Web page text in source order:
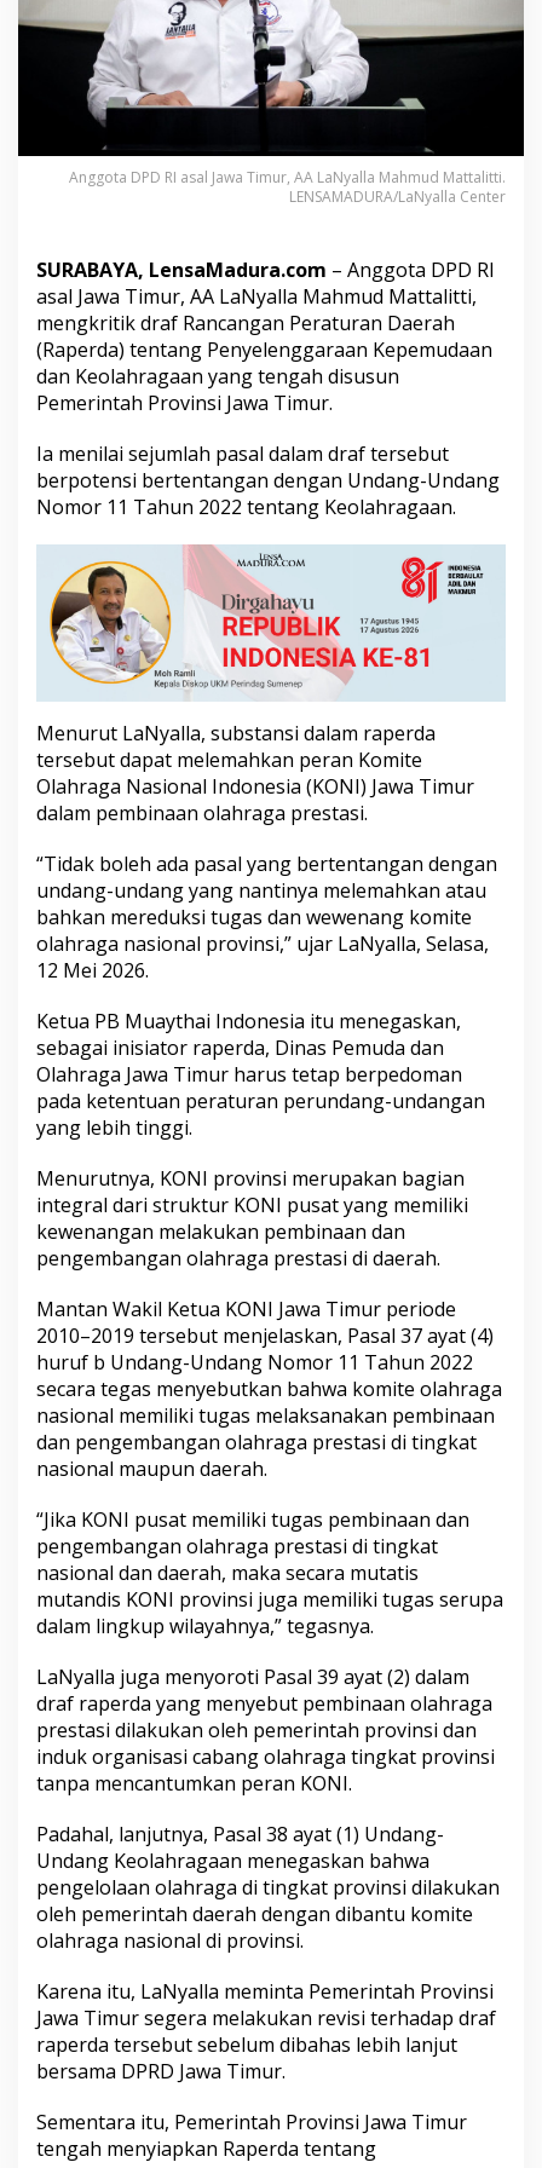
r
K
a
h
a
a
n
J
a
i
,
N
i
l
e
K
O
N
I
B
e
r
o
e
n
s
k
e
b
i
Anggota DPD RI asal Jawa Timur, AA LaNyalla Mahmud Mattalitti.
LENSAMADURA/LaNyalla Center
SURABAYA, LensaMadura.com – Anggota DPD RI
asal Jawa Timur, AA LaNyalla Mahmud Mattalitti,
mengkritik draf Rancangan Peraturan Daerah
(Raperda) tentang Penyelenggaraan Kepemudaan
dan Keolahragaan yang tengah disusun
Pemerintah Provinsi Jawa Timur.
Ia menilai sejumlah pasal dalam draf tersebut
berpotensi bertentangan dengan Undang-Undang
Nomor 11 Tahun 2022 tentang Keolahragaan.
Menurut LaNyalla, substansi dalam raperda
tersebut dapat melemahkan peran Komite
Olahraga Nasional Indonesia (KONI) Jawa Timur
dalam pembinaan olahraga prestasi.
“Tidak boleh ada pasal yang bertentangan dengan
undang-undang yang nantinya melemahkan atau
bahkan mereduksi tugas dan wewenang komite
olahraga nasional provinsi,” ujar LaNyalla, Selasa,
12 Mei 2026.
Ketua PB Muaythai Indonesia itu menegaskan,
sebagai inisiator raperda, Dinas Pemuda dan
Olahraga Jawa Timur harus tetap berpedoman
pada ketentuan peraturan perundang-undangan
yang lebih tinggi.
Menurutnya, KONI provinsi merupakan bagian
integral dari struktur KONI pusat yang memiliki
kewenangan melakukan pembinaan dan
pengembangan olahraga prestasi di daerah.
Mantan Wakil Ketua KONI Jawa Timur periode
2010–2019 tersebut menjelaskan, Pasal 37 ayat (4)
huruf b Undang-Undang Nomor 11 Tahun 2022
secara tegas menyebutkan bahwa komite olahraga
nasional memiliki tugas melaksanakan pembinaan
dan pengembangan olahraga prestasi di tingkat
nasional maupun daerah.
“Jika KONI pusat memiliki tugas pembinaan dan
pengembangan olahraga prestasi di tingkat
nasional dan daerah, maka secara mutatis
mutandis KONI provinsi juga memiliki tugas serupa
dalam lingkup wilayahnya,” tegasnya.
LaNyalla juga menyoroti Pasal 39 ayat (2) dalam
draf raperda yang menyebut pembinaan olahraga
prestasi dilakukan oleh pemerintah provinsi dan
induk organisasi cabang olahraga tingkat provinsi
tanpa mencantumkan peran KONI.
Padahal, lanjutnya, Pasal 38 ayat (1) Undang-
Undang Keolahragaan menegaskan bahwa
pengelolaan olahraga di tingkat provinsi dilakukan
oleh pemerintah daerah dengan dibantu komite
olahraga nasional di provinsi.
Karena itu, LaNyalla meminta Pemerintah Provinsi
Jawa Timur segera melakukan revisi terhadap draf
raperda tersebut sebelum dibahas lebih lanjut
bersama DPRD Jawa Timur.
Sementara itu, Pemerintah Provinsi Jawa Timur
tengah menyiapkan Raperda tentang